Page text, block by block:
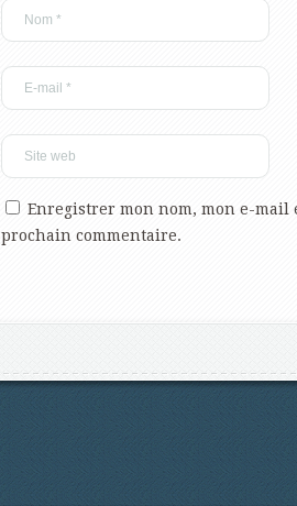
Enregistrer mon nom, mon e-
prochain commentaire.